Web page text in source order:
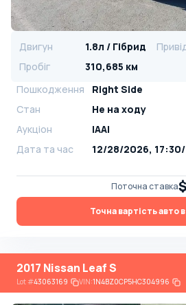
Двигун 1.8л / Гібрид
Пробіг
310,685 км
Пошкодження
Right Side
Стан
Не на ходу
Аукціон
IAAI
Дата та час
12/28/2026, 17:30/
Поточна ставка
Точна вартість авто в
2017 Nissan Leaf S
Lot#43063169 VIN:1N4BZ0CP5HC304996